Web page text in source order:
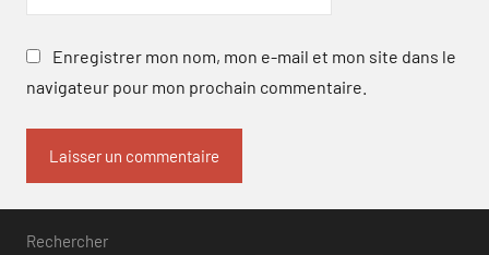
Enregistrer mon nom, mon e-mail et mon site dans le
navigateur pour mon prochain commentaire.
Rechercher